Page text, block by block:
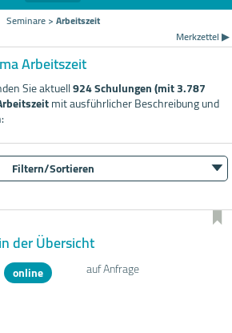
Seminare>Arbeitszeit
Merkzettel ▶
Arbeitszeit
Sie aktuell924 Schulungen (mit 3.787
mit ausführlicher Beschreibung und
Filtern/Sortieren
der Übersicht
online
auf Anfrage